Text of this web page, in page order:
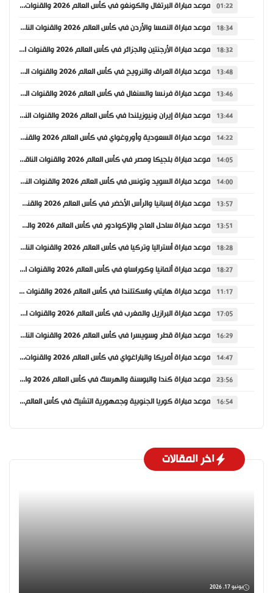
01:22 موعد مباراة البرتغال والكونغو في كأس العالم 2026 والقنوات الناقلة
18:34 موعد مباراة النمسا والأردن في كأس العالم 2026 والقنوات الناقلة
18:32 موعد مباراة الأرجنتين والجزائر في كأس العالم 2026 والقنوات الناقلة
13:48 موعد مباراة العراق والنرويج في كأس العالم 2026 والقنوات الناقلة
13:46 موعد مباراة فرنسا والسنغال في كأس العالم 2026 والقنوات الناقلة
13:44 موعد مباراة إيران ونيوزيلندا في كأس العالم 2026 والقنوات الناقلة
14:22 موعد مباراة السعودية وأوروغواي في كأس العالم 2026 والقنوات الناقلة
14:05 موعد مباراة بلجيكا ومصر في كأس العالم 2026 والقنوات الناقلة
14:00 موعد مباراة السويد وتونس في كأس العالم 2026 والقنوات الناقلة
13:57 موعد مباراة إسبانيا والرأس الأخضر في كأس العالم 2026 والقنوات الناقلة
13:51 موعد مباراة ساحل العاج والإكوادور في كأس العالم 2026 والقنوات الناقلة
18:28 موعد مباراة أستراليا وتركيا في كأس العالم 2026 والقنوات الناقلة
18:27 موعد مباراة ألمانيا وكوراساو في كأس العالم 2026 والقنوات الناقلة
11:17 موعد مباراة هايتي واسكتلندا في كأس العالم 2026 والقنوات الناقلة
17:05 موعد مباراة البرازيل والمغرب في كأس العالم 2026 والقنوات الناقلة
16:29 موعد مباراة قطر وسويسرا في كأس العالم 2026 والقنوات الناقلة
14:47 موعد مباراة أمريكا والباراغواي في كأس العالم 2026 والقنوات الناقلة
23:56 موعد مباراة كندا والبوسنة والهرسك في كأس العالم 2026 والقنوات الناقلة
16:54 موعد مباراة كوريا الجنوبية وجمهورية التشيك في كأس العالم 2026 والقنوات الناقلة
اخر المقالات
يونيو 17, 2026